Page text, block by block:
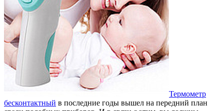
Термометр
бесконтактный в последние годы вышел на передний план